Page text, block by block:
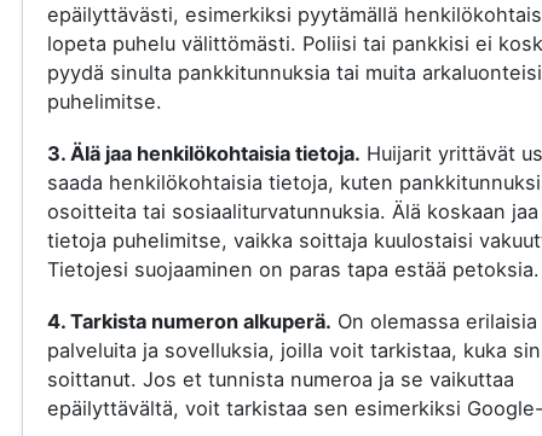
epäilyttävästi, esimerkiksi pyytämällä
lopeta puhelu välittömästi. Poliisi tai pankkisi ei
pyydä sinulta pankkitunnuksia tai muita
puhelimitse.
3. Älä jaa henkilökohtaisia tietoja. Huijarit yrittävät
saada henkilökohtaisia tietoja, kuten
osoitteita tai sosiaaliturvatunnuksia. Älä koskaan
tietoja puhelimitse, vaikka soittaja kuulostaisi
Tietojesi suojaaminen on paras tapa estää petoksia.
4. Tarkista numeron alkuperä. On olemassa erilaisia
palveluita ja sovelluksia, joilla voit tarkistaa, kuka
soittanut. Jos et tunnista numeroa ja se vaikuttaa
epäilyttävältä, voit tarkistaa sen esimerkiksi